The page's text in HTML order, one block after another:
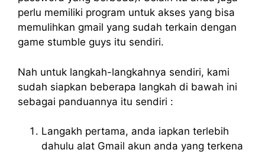
perlu memiliki program untuk akses yang bisa
memulihkan gmail yang sudah terkain dengan
game stumble guys itu sendiri.
Nah untuk langkah-langkahnya sendiri, kami
sudah siapkan beberapa langkah di bawah ini
sebagai panduannya itu sendiri :
Langakh pertama, anda iapkan terlebih
dahulu alat Gmail akun anda yang terkena